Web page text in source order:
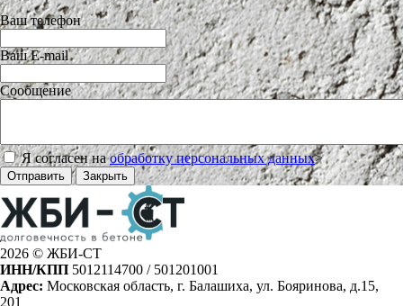
Ваш телефон
Ваш E-mail
Сообщение
Я согласен наобработку персональных данных>
Отправить Закрыть
2026 © ЖБИ-СТ
ИНН/КПП 5012114700 / 501201001
Адрес: Московская область, г. Балашиха, ул. Бояринова, д.15,
201